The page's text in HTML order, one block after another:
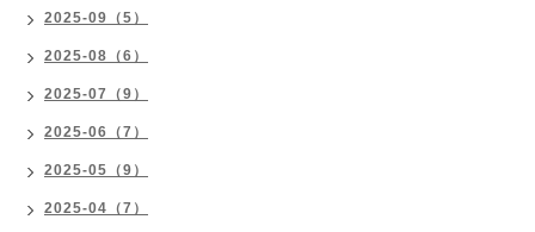
2025-09（5）
2025-08（6）
2025-07（9）
2025-06（7）
2025-05（9）
2025-04（7）